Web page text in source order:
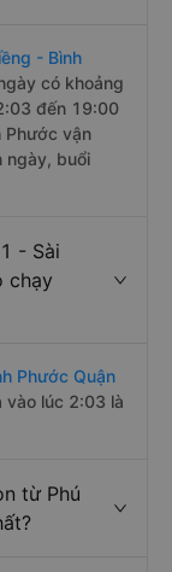
- Bình
có khoảng
đến 19:00
Phước vận
ngày, buổi
- Sài
chạy
Phước Quận
vào lúc 2:03 là
từ Phú